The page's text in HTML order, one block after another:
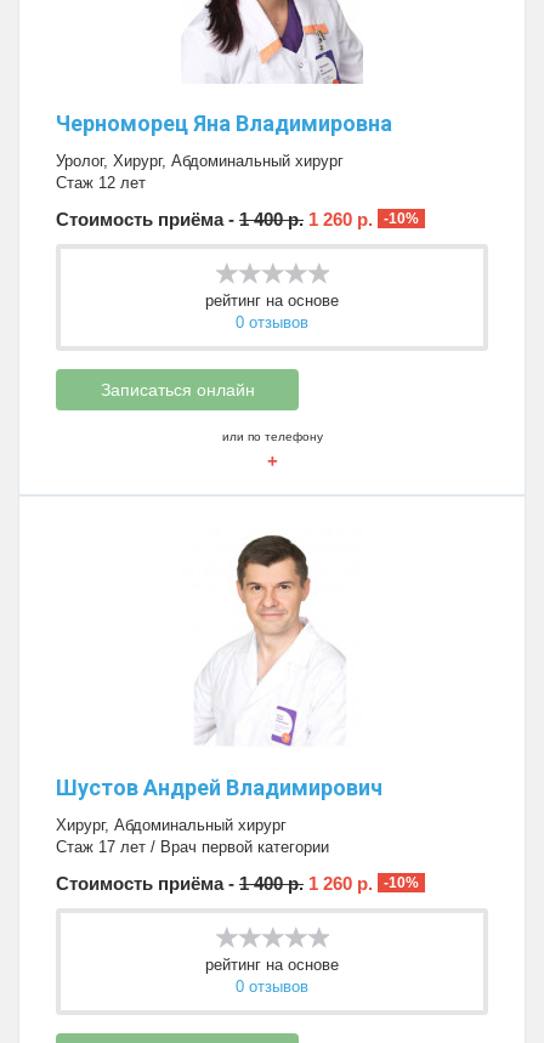
Черноморец Яна Владимировна
Уролог, Хирург, Абдоминальный хирург
Стаж 12 лет
Стоимость приёма - 1 400 р. 1 260 р. -10%
рейтинг на основе
0 отзывов
Записаться онлайн
или по телефону
+
Шустов Андрей Владимирович
Хирург, Абдоминальный хирург
Стаж 17 лет / Врач первой категории
Стоимость приёма - 1 400 р. 1 260 р. -10%
рейтинг на основе
0 отзывов